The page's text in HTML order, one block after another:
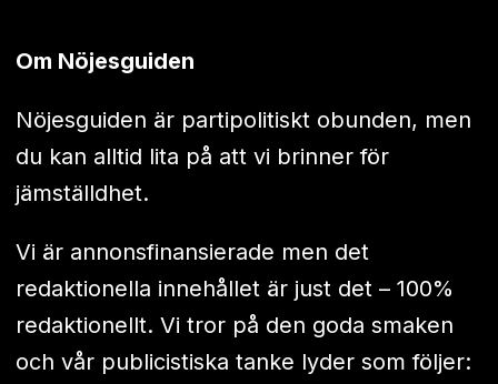
Om Nöjesguiden
Nöjesguiden är partipolitiskt obunden, men
du kan alltid lita på att vi brinner för
jämställdhet.
Vi är annonsfinansierade men det
redaktionella innehållet är just det – 100%
redaktionellt. Vi tror på den goda smaken
och vår publicistiska tanke lyder som följer: